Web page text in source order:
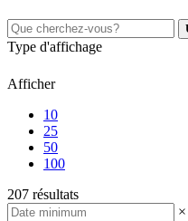
Type d'affichage
Afficher
10
25
50
100
207 résultats
×